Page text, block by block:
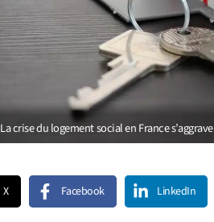
La crise du logement social en France
X Facebook LinkedIn